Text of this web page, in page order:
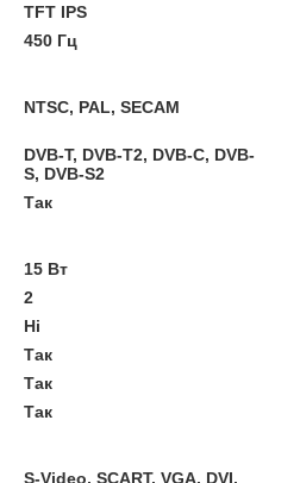
TFT IPS
450 Гц
NTSC, PAL, SECAM
DVB-T, DVB-T2, DVB-C, DVB-
S, DVB-S2
Так
15 Вт
2
Ні
Так
Так
Так
S-Video, SCART, VGA, DVI,